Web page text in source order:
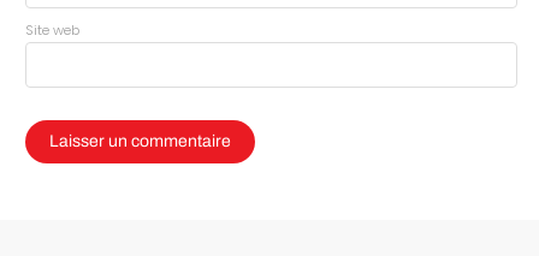
Site web